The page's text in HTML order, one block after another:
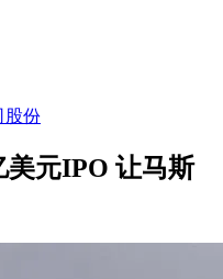
股份
美元IPO 让马斯